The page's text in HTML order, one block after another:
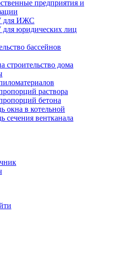
предприятия и
ИЖС
юридических лиц
бассейнов
строительство дома
раствора
бетона
окна в котельной
сечения вентканала